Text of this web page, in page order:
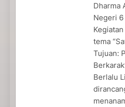
Dharma
Negeri
tema
Tujuan:
Berlalu